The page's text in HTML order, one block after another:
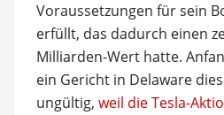
Voraussetzungen für sein
erfüllt, das dadurch einen
Milliarden-Wert hatte.
ein Gericht in Delaware
ungültig, weil die Tesla-